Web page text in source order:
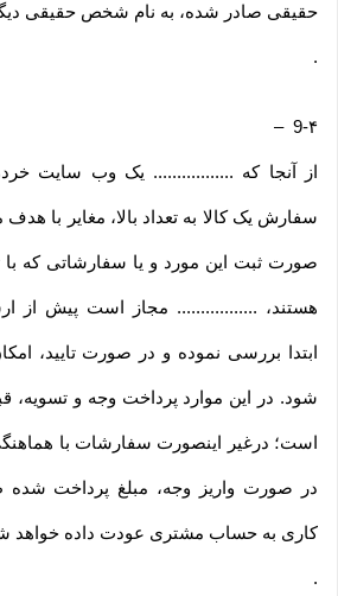
حقیقی صادر شده، به نام شخص حقیقی
.
9-۴ –
از آنجا که ................. یک وب ‌سایت
سفارش یک کالا به تعداد بالا، مغایر با
صورت ثبت این مورد و یا سفارشاتی که با
هستند، ................. مجاز است پیش از
ابتدا بررسی نموده و در صورت تایید،
شود. در این موارد پرداخت وجه و تسویه،
است؛ درغیر اینصورت سفارشات با
کاری به حساب مشتری عودت داده خواهد
.